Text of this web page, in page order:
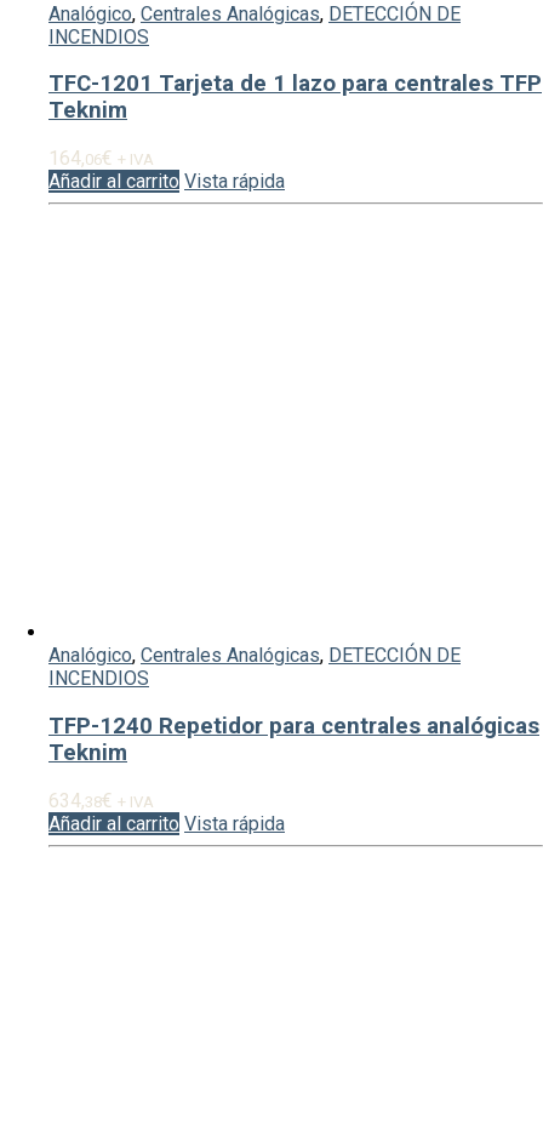
Analógico, Centrales Analógicas, DETECCIÓN DE
INCENDIOS
TFC-1201 Tarjeta de 1 lazo para centrales TFP
Teknim
164,06€ + IVA
Añadir al carrito Vista rápida
Analógico, Centrales Analógicas, DETECCIÓN DE
INCENDIOS
TFP-1240 Repetidor para centrales analógicas
Teknim
634,38€ + IVA
Añadir al carrito Vista rápida